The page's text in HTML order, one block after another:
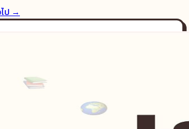
ป →